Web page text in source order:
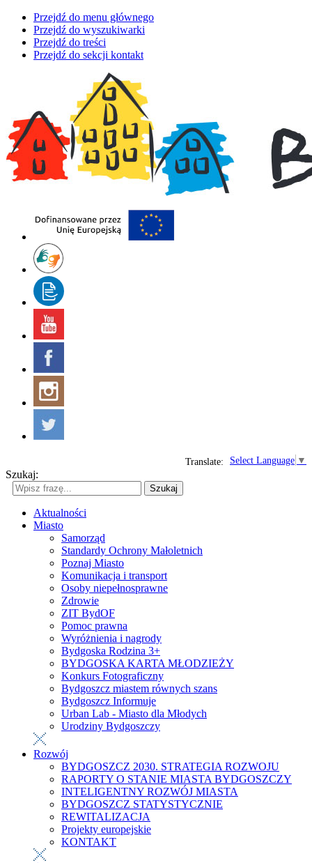
Przejdź do menu głównego
Przejdź do wyszukiwarki
Przejdź do treści
Przejdź do sekcji kontakt
Select Language ▼
Translate:
Szukaj:
Szukaj
Aktualności
Miasto
Samorząd
Standardy Ochrony Małoletnich
Poznaj Miasto
Komunikacja i transport
Osoby niepełnosprawne
Zdrowie
ZIT BydOF
Pomoc prawna
Wyróżnienia i nagrody
Bydgoska Rodzina 3+
BYDGOSKA KARTA MŁODZIEŻY
Konkurs Fotograficzny
Bydgoszcz miastem równych szans
Bydgoszcz Informuje
Urban Lab - Miasto dla Młodych
Urodziny Bydgoszczy
Rozwój
BYDGOSZCZ 2030. STRATEGIA ROZWOJU
RAPORTY O STANIE MIASTA BYDGOSZCZY
INTELIGENTNY ROZWÓJ MIASTA
BYDGOSZCZ STATYSTYCZNIE
REWITALIZACJA
Projekty europejskie
KONTAKT